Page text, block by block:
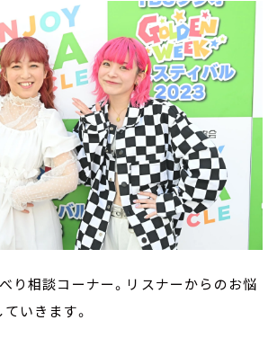
り相談コーナー。リスナーからのお悩
いきます。